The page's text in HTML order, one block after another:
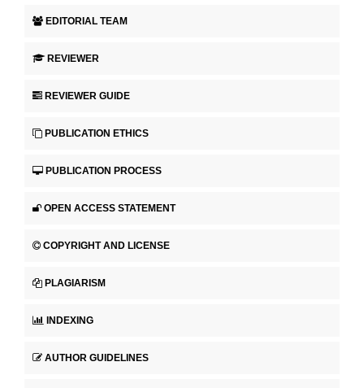
EDITORIAL TEAM
REVIEWER
REVIEWER GUIDE
PUBLICATION ETHICS
PUBLICATION PROCESS
OPEN ACCESS STATEMENT
COPYRIGHT AND LICENSE
PLAGIARISM
INDEXING
AUTHOR GUIDELINES